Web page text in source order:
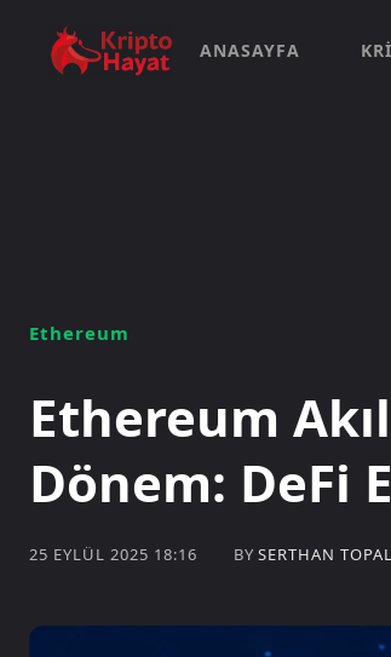
ANASAYFA
Ethereum
Ethereum
Dönem: DeFi
25 EYLÜL 2025 18:16 BY SERTHAN TOPAL